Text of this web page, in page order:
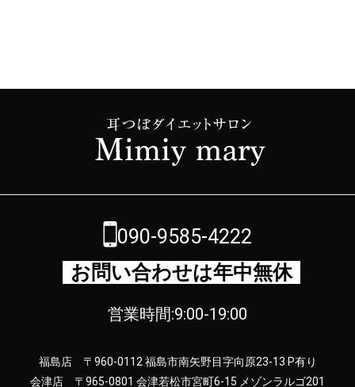
090-9585-4222
お問い合わせは年中無休
営業時間:9:00-19:00
福島店 〒960-0112 福島市南矢野目字向原23-13 P有り
会津店 〒965-0801 会津若松市宮町6-15 メゾンラルゴ201